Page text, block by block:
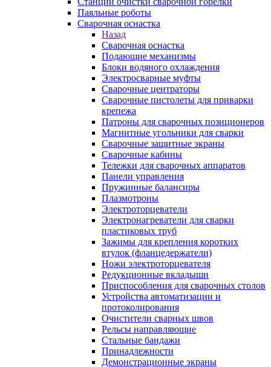
Паяльные роботы
Сварочная оснастка
Назад
Сварочная оснастка
Подающие механизмы
Блоки водяного охлаждения
Электросварные муфты
Сварочные центраторы
Сварочные пистолеты для приварки
крепежа
Патроны для сварочных позиционеров
Магнитные угольники для сварки
Сварочные защитные экраны
Сварочные кабины
Тележки для сварочных аппаратов
Панели управления
Пружинные балансиры
Плазмотроны
Электроторцеватели
Электронагреватели для сварки
пластиковых труб
Зажимы для крепления коротких
втулок (фланцедержатели)
Ножи электроторцевателя
Редукционные вкладыши
Приспособления для сварочных столов
Устройства автоматизации и
протоколирования
Очистители сварных швов
Рельсы направляющие
Стальные бандажи
Принадлежности
Демонстрационные экраны